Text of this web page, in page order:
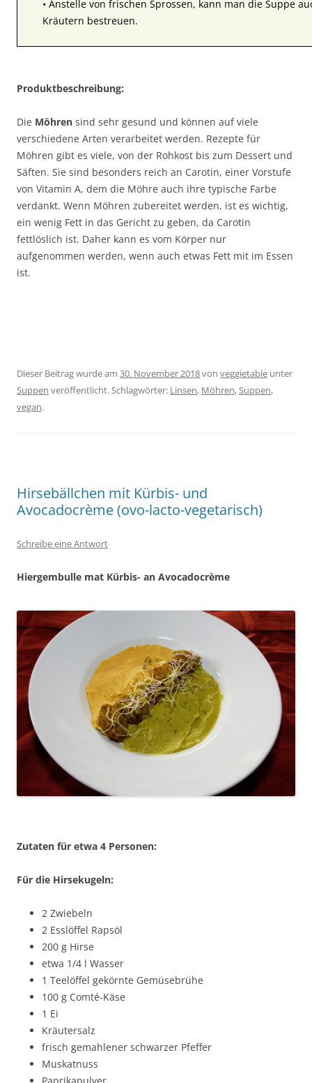
• Anstelle von frischen Sprossen, kann man die Suppe
Kräutern bestreuen.
Produktbeschreibung:
Die Möhren sind sehr gesund und können auf viele
verschiedene Arten verarbeitet werden. Rezepte für
Möhren gibt es viele, von der Rohkost bis zum Dessert und
Säften. Sie sind besonders reich an Carotin, einer Vorstufe
von Vitamin A, dem die Möhre auch ihre typische Farbe
verdankt. Wenn Möhren zubereitet werden, ist es wichtig,
ein wenig Fett in das Gericht zu geben, da Carotin
fettlöslich ist. Daher kann es vom Körper nur
aufgenommen werden, wenn auch etwas Fett mit im Essen
ist.
Dieser Beitrag wurde am 30. November 2018von veggietable unter
Suppen veröffentlicht. Schlagwörter: Linsen, Möhren,Suppen,
vegan.
Hirsebällchen mit Kürbis- und
Avocadocrème (ovo-lacto-vegetarisch)
Schreibe eine Antwort
Hiergembulle mat Kürbis- an Avocadocrème
Zutaten für etwa 4 Personen:
Für die Hirsekugeln:
2 Zwiebeln
2 Esslöffel Rapsöl
200 g Hirse
etwa 1/4 l Wasser
1 Teelöffel gekörnte Gemüsebrühe
100 g Comté-Käse
1 Ei
Kräutersalz
frisch gemahlener schwarzer Pfeffer
Muskatnuss